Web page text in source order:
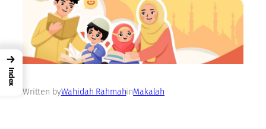
Written byWahidah RahmahinMakalah
→
Index